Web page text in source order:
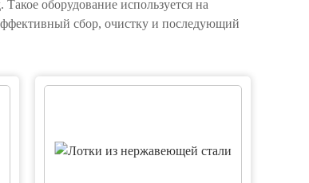
оборудование используется на
сбор, очистку и последующий